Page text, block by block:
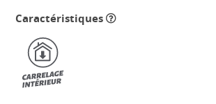
Caractéristiques